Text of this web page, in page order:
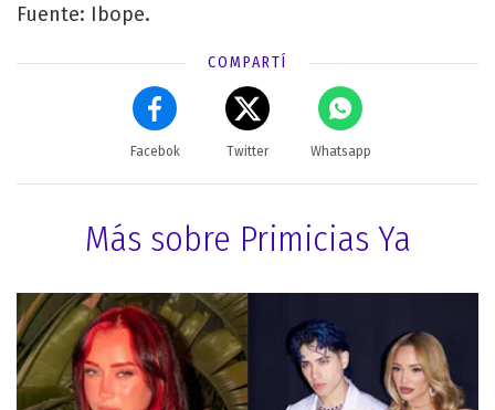
Fuente: Ibope.
COMPARTÍ
Facebok Twitter Whatsapp
Más sobre Primicias Ya